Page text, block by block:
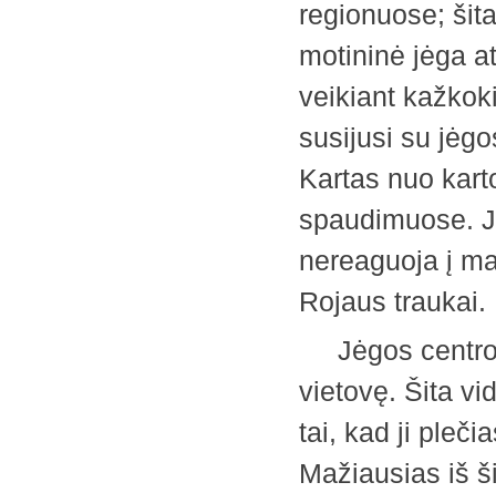
regionuose;
motininė jėga
veikiant
susijusi su
Kartas nuo
spaudimuose.
nereaguoja į
Rojaus
Jėgos centro
vietovę. Šita
tai, kad ji
Mažiausias iš